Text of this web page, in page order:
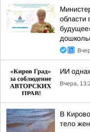
области
ИИ
Вчера,
В
тело